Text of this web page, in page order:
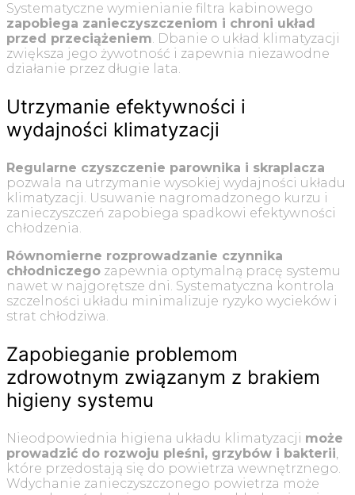
Systematyczne wymienianie filtra kabinowego
zapobiega zanieczyszczeniom i chroni układ
przed przeciążeniem. Dbanie o układ klimatyzacji
zwiększa jego żywotność i zapewnia niezawodne
działanie przez długie lata.
Utrzymanie efektywności i
wydajności klimatyzacji
Regularne czyszczenie parownika i skraplacza
pozwala na utrzymanie wysokiej wydajności układu
klimatyzacji. Usuwanie nagromadzonego kurzu i
zanieczyszczeń zapobiega spadkowi efektywności
chłodzenia.
Równomierne rozprowadzanie czynnika
chłodniczego zapewnia optymalną pracę systemu
nawet w najgorętsze dni. Systematyczna kontrola
szczelności układu minimalizuje ryzyko wycieków i
strat chłodziwa.
Zapobieganie problemom
zdrowotnym związanym z brakiem
higieny systemu
Nieodpowiednia higiena układu klimatyzacji może
prowadzić do rozwoju pleśni, grzybów i bakterii,
które przedostają się do powietrza wewnętrznego.
Wdychanie zanieczyszczonego powietrza może